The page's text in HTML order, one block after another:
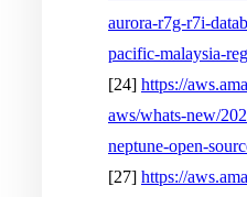
aurora-r7g-r7i-
pacific-malaysia-
[24] https://
aws/whats-new/
neptune-open-
[27] https://